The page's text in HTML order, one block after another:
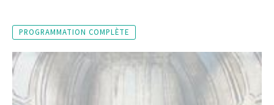
PROGRAMMATION COMPLÈTE